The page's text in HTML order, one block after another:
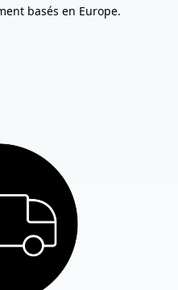
basés en Europe.